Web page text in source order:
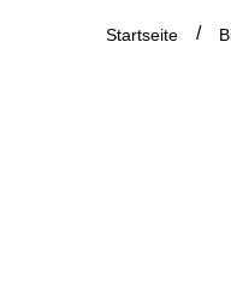
Startseite